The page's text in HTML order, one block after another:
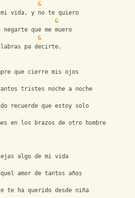
G
vida, y no te quiero
G
que me muero
G
pa decirte.
que cierre mis ojos
tristes noche a noche
recuerde que estoy solo
en los brazos de otro hombre
algo de mi vida
amor de tantos años
te ha querido desde niña